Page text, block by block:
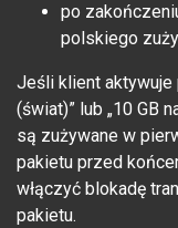
po
polskiego
Jeśli klient aktywuje
(świat)” lub „10 GB
są zużywane w
pakietu przed
włączyć blokadę
pakietu.